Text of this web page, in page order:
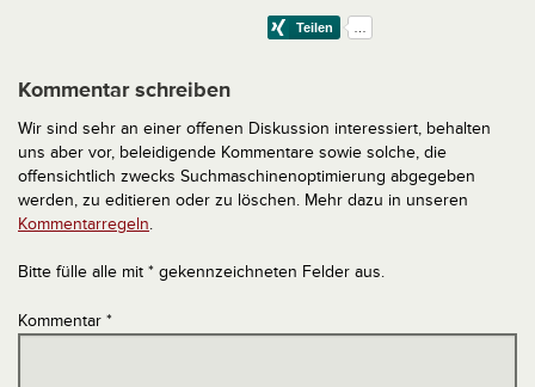
Kommentar schreiben
Wir sind sehr an einer offenen Diskussion interessiert, behalten
uns aber vor, beleidigende Kommentare sowie solche, die
offensichtlich zwecks Suchmaschinenoptimierung abgegeben
werden, zu editieren oder zu löschen. Mehr dazu in unseren
Kommentarregeln.
Bitte fülle alle mit * gekennzeichneten Felder aus.
Kommentar *